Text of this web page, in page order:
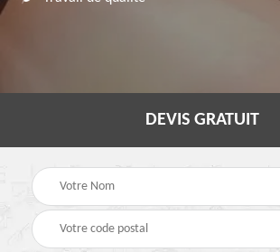
DEVIS GRATUIT